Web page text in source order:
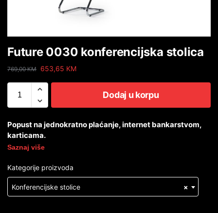
Future 0030 konferencijska stolica
769,00KM 653,65 KM
Dodaj u korpu
Popust na jednokratno plaćanje, internet bankarstvom,
karticama.
Saznaj više
Kategorije proizvoda
×
Konferencijske stolice